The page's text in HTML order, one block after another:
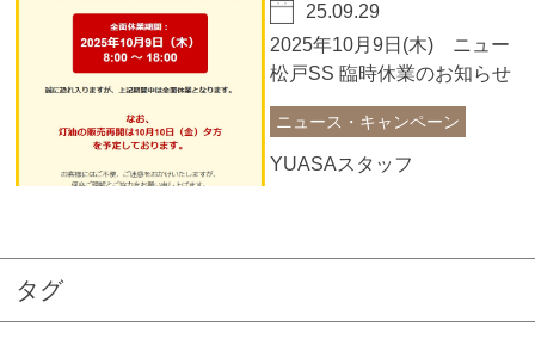
25.09.29
2025年10月9日(木) ニュー
松戸SS 臨時休業のお知らせ
ニュース・キャンペーン
YUASAスタッフ
タグ